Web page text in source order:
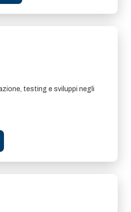
testing e sviluppi negli